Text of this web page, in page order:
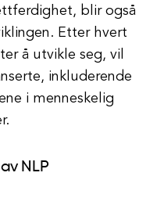
blir også
Etter hvert
å utvikle seg, vil
inkluderende
i menneskelig
NLP